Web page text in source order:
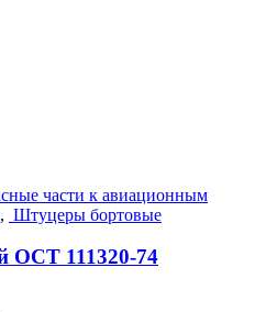
части к авиационным
, Штуцеры бортовые
ОСТ 111320-74